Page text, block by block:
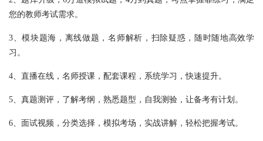
您的教师考试需求。
3、模块题海，离线做题，名师解析，扫除疑惑，随时随地高效学
习。
4、直播在线，名师授课，配套课程，系统学习，快速提升。
5、真题测评，了解考纲，熟悉题型，自我测验，让备考有计划。
6、面试视频，分类选择，模拟考场，实战讲解，轻松把握考试。